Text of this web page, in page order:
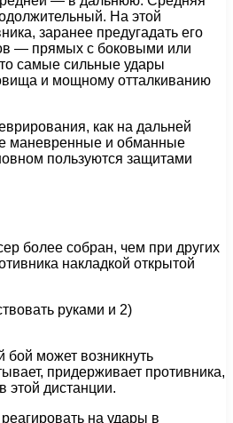
На этой
заранее предугадать его
— прямых с боковыми или
самые сильные удары
и мощному отталкиванию
как на дальней
маневренные и обманные
пользуются защитами
более собран, чем при других
накладкой открытой
руками и 2)
может возникнуть
придерживает противника,
этой дистанции.
на удары в